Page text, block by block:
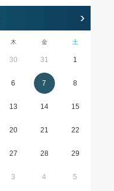
›
木 金 土
30 31 1
6 7 8
13 14 15
20 21 22
27 28 29
3 4 5